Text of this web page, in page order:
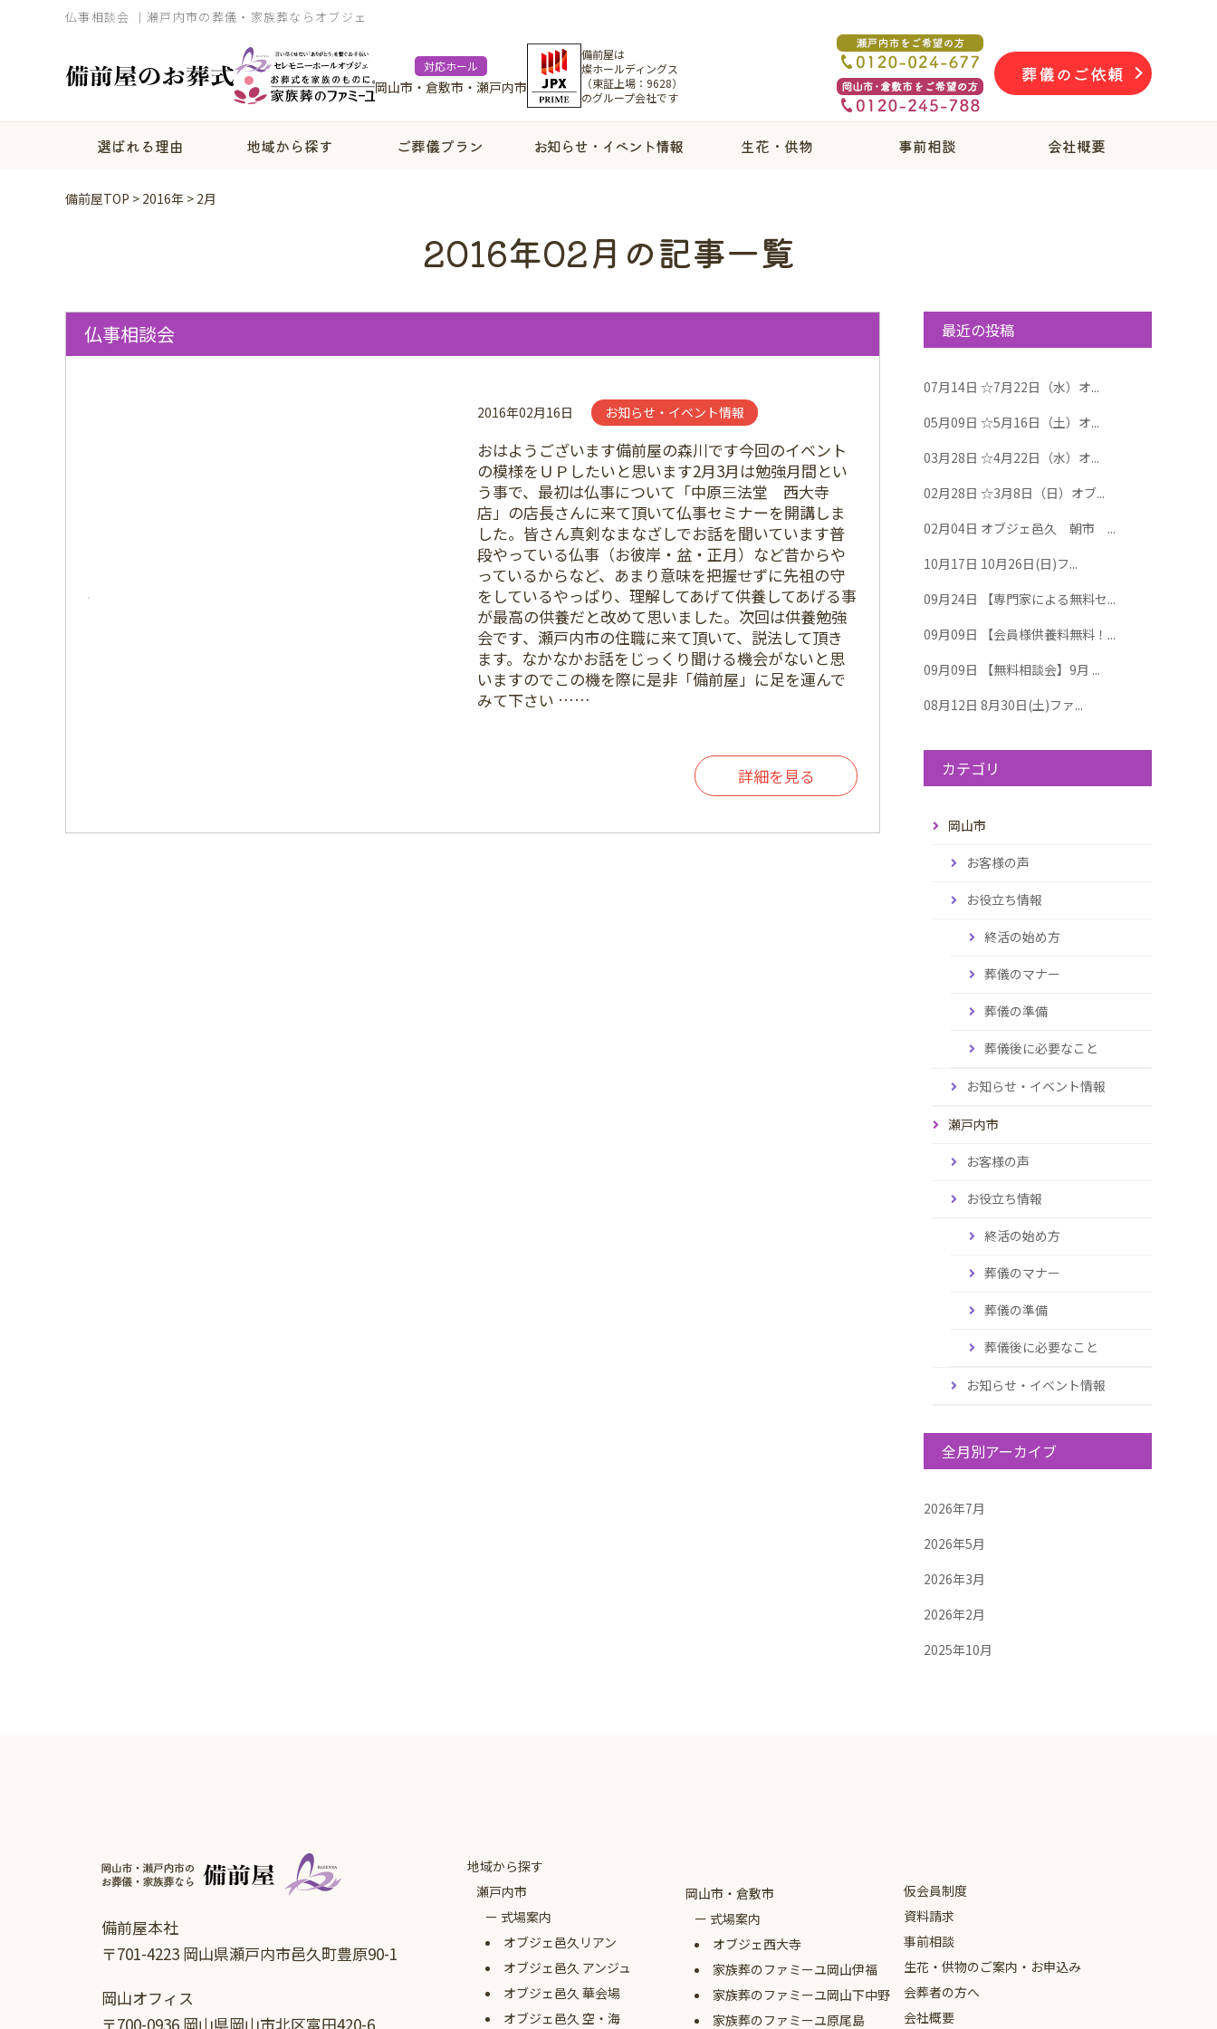
仏事相談会 ｜瀬戸内市の葬儀・家族葬ならオブジェ
対応ホール
岡山市・倉敷市・瀬戸内市
備前屋は
燦ホールディングス
（東証上場：9628）
のグループ会社です
葬儀のご依頼
選ばれる理由 地域から探す ご葬儀プラン お知らせ・イベント情報 生花・供物 事前相談 会社概要
備前屋TOP > 2016年 > 2月
2016年02月の記事一覧
仏事相談会
2016年02月16日 お知らせ・イベント情報
おはようございます備前屋の森川です今回のイベント
の模様をＵＰしたいと思います2月3月は勉強月間とい
う事で、最初は仏事について「中原三法堂 西大寺
店」の店長さんに来て頂いて仏事セミナーを開講しま
した。皆さん真剣なまなざしでお話を聞いています普
段やっている仏事（お彼岸・盆・正月）など昔からや
っているからなど、あまり意味を把握せずに先祖の守
をしているやっぱり、理解してあげて供養してあげる事
が最高の供養だと改めて思いました。次回は供養勉強
会です、瀬戸内市の住職に来て頂いて、説法して頂き
ます。なかなかお話をじっくり聞ける機会がないと思
いますのでこの機を際に是非「備前屋」に足を運んで
みて下さい ……
詳細を見る
最近の投稿
07月14日 ☆7月22日（水）オ...
05月09日 ☆5月16日（土）オ...
03月28日 ☆4月22日（水）オ...
02月28日 ☆3月8日（日）オブ...
02月04日 オブジェ邑久 朝市 ...
10月17日 10月26日(日)フ...
09月24日 【専門家による無料セ...
09月09日 【会員様供養料無料！...
09月09日 【無料相談会】9月 ...
08月12日 8月30日(土)ファ...
カテゴリ
岡山市
お客様の声
お役立ち情報
終活の始め方
葬儀のマナー
葬儀の準備
葬儀後に必要なこと
お知らせ・イベント情報
瀬戸内市
お客様の声
お役立ち情報
終活の始め方
葬儀のマナー
葬儀の準備
葬儀後に必要なこと
お知らせ・イベント情報
全月別アーカイブ
2026年7月
2026年5月
2026年3月
2026年2月
2025年10月
2024年9月
2024年8月
2024年5月
2024年4月
備前屋本社
〒701-4223 岡山県瀬戸内市邑久町豊原90-1
岡山オフィス
〒700-0936 岡山県岡山市北区富田420-6
地域から探す
瀬戸内市
式場案内
オブジェ邑久リアン
オブジェ邑久 アンジュ
オブジェ邑久 華会場
オブジェ邑久 空・海
岡山市・倉敷市
式場案内
オブジェ西大寺
家族葬のファミーユ岡山伊福
家族葬のファミーユ岡山下中野
家族葬のファミーユ原尾島
仮会員制度
資料請求
事前相談
生花・供物のご案内・お申込み
会葬者の方へ
会社概要